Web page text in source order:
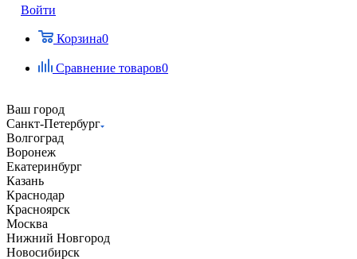
Войти
Корзина0
Сравнение товаров0
Ваш город
Санкт-Петербург
Волгоград
Воронеж
Екатеринбург
Казань
Краснодар
Красноярск
Москва
Нижний Новгород
Новосибирск